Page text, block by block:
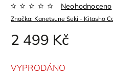
Značka: Kanetsune Seki - Kitasho
Neohodnoceno
2 499 Kč
VYPRODÁNO